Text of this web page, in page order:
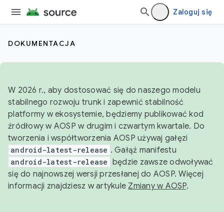
Zaloguj się
DOKUMENTACJA
W 2026 r., aby dostosować się do naszego modelu
stabilnego rozwoju trunk i zapewnić stabilność
platformy w ekosystemie, będziemy publikować kod
źródłowy w AOSP w drugim i czwartym kwartale. Do
tworzenia i współtworzenia AOSP używaj gałęzi
android-latest-release . Gałąź manifestu
android-latest-release będzie zawsze odwoływać
się do najnowszej wersji przesłanej do AOSP. Więcej
informacji znajdziesz w artykule Zmiany w AOSP.